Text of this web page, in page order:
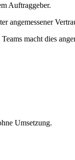
Auftraggeber.
angemessener
macht dies
Umsetzung.